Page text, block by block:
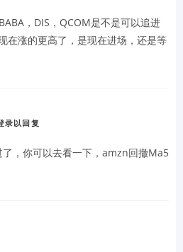
，DIS，QCOM是不是可以追进
在涨的更高了，是现在进场，还是等
录以回复
，你可以去看一下，amzn回撤Ma5